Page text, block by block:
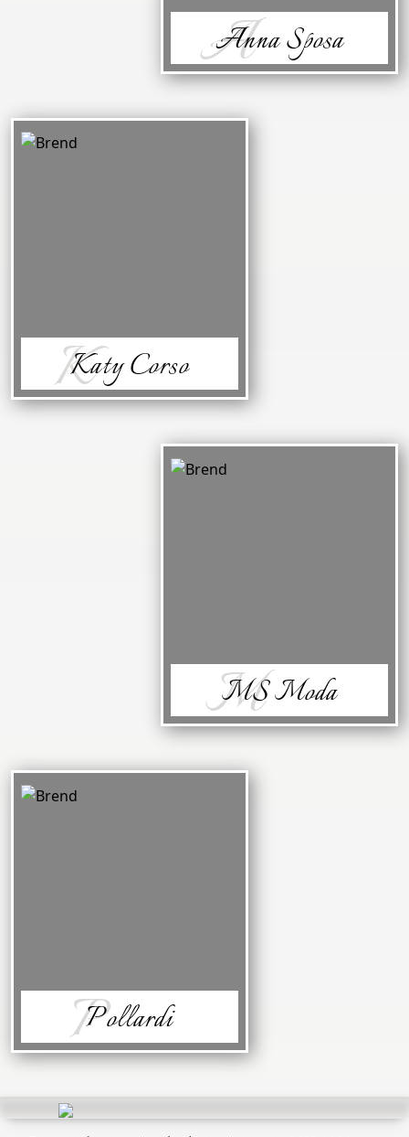
A
Anna Sposa
K
Katy Corso
M
MS Moda
P
Pollardi